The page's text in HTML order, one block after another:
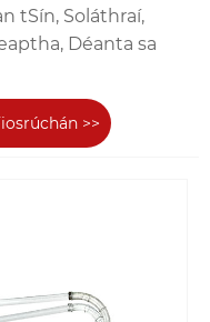
tSín, Soláthraí,
Déanta sa
>>